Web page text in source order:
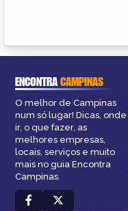
ENCONTRACAMPINAS
O melhor de Campinas
num só lugar! Dicas, onde
ir, o que fazer, as
melhores empresas,
locais, serviços e muito
mais no guia Encontra
Campinas.